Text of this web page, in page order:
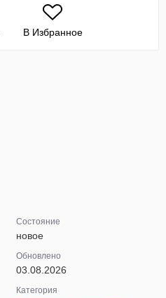
В Избранное
Состояние
новое
Обновлено
03.08.2026
Категория